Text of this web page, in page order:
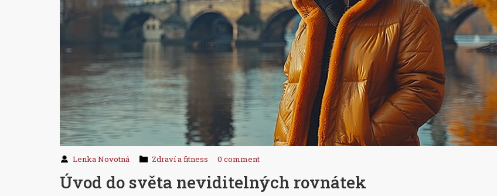
Lenka Novotná Zdraví a fitness 0 comment
Úvod do světa neviditelných rovnátek